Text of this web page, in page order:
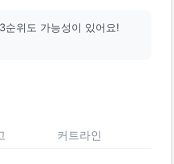
순위도 가능성이 있어요!
커트라인